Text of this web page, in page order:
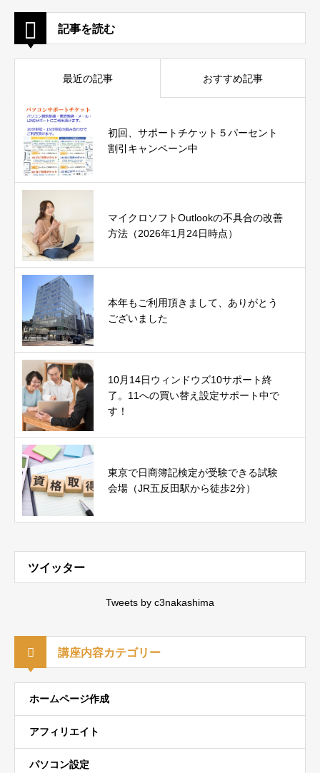
記事を読む
最近の記事 おすすめ記事
初回、サポートチケット５パーセント
割引キャンペーン中
マイクロソフトOutlookの不具合の改善
方法（2026年1月24日時点）
本年もご利用頂きまして、ありがとう
ございました
10月14日ウィンドウズ10サポート終
了。11への買い替え設定サポート中で
す！
東京で日商簿記検定が受験できる試験
会場（JR五反田駅から徒歩2分）
ツイッター
Tweets by c3nakashima
講座内容カテゴリー
ホームページ作成
アフィリエイト
パソコン設定